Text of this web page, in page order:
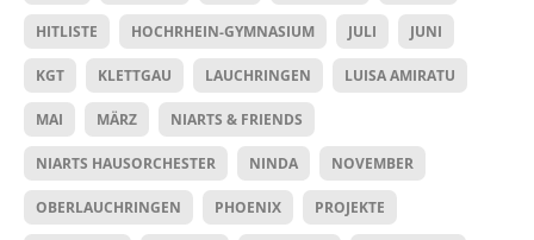
HITLISTE HOCHRHEIN-GYMNASIUM JULI JUNI
KGT KLETTGAU LAUCHRINGEN LUISA AMIRATU
MAI MÄRZ NIARTS & FRIENDS
NIARTS HAUSORCHESTER NINDA NOVEMBER
OBERLAUCHRINGEN PHOENIX PROJEKTE